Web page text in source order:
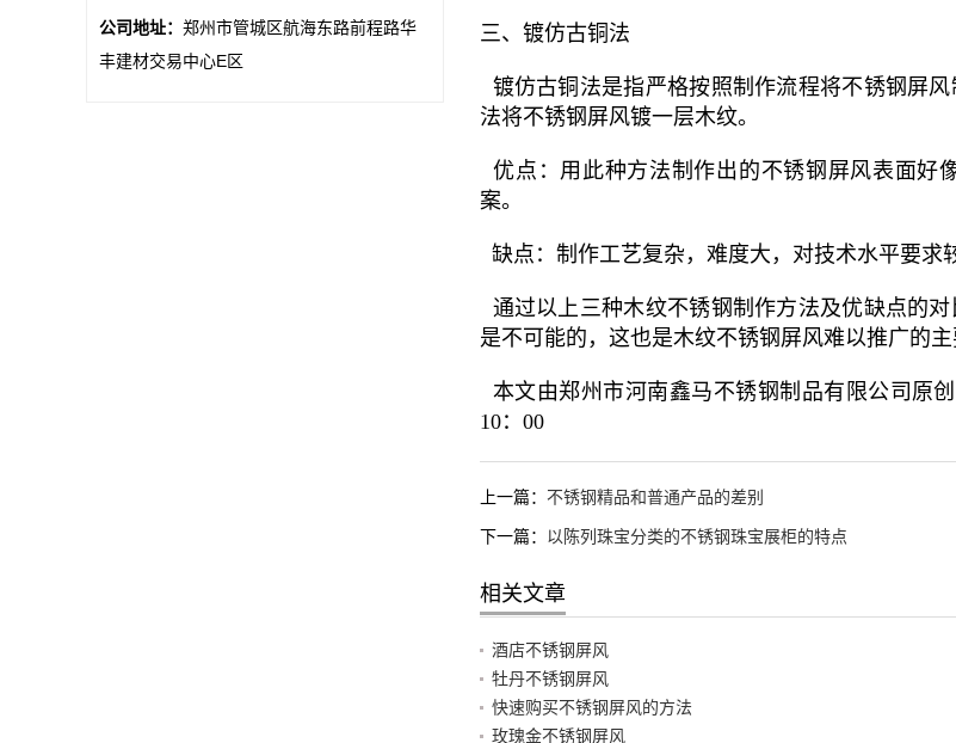
三、镀仿古铜法
镀仿古铜法是指严格按照制作流程将不锈钢屏
法将不锈钢屏风镀一层木纹。
优点：用此种方法制作出的不锈钢屏风表面好
案。
缺点：制作工艺复杂，难度大，对技术水平要求
通过以上三种木纹不锈钢制作方法及优缺点的
是不可能的，这也是木纹不锈钢屏风难以推广的
本文由郑州市河南鑫马不锈钢制品有限公司原创
10：00
上一篇： 不锈钢精品和普通产品的差别
下一篇： 以陈列珠宝分类的不锈钢珠宝展柜的特点
相关文章
酒店不锈钢屏风
牡丹不锈钢屏风
快速购买不锈钢屏风的方法
玫瑰金不锈钢屏风
公司地址： 郑州市管城区航海东路前程路华
丰建材交易中心E区